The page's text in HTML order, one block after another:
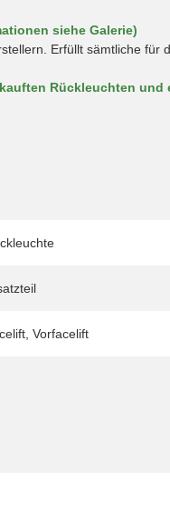
Vorfacelift
siehe Galerie)
Erfüllt sämtliche
Rückleuchten